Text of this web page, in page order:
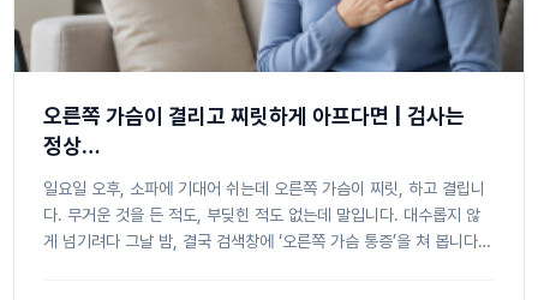
오른쪽 가슴이 결리고 찌릿하게 아프다면 | 검사는
정상…
일요일 오후, 소파에 기대어 쉬는데 오른쪽 가슴이 찌릿, 하고 결립니
다. 무거운 것을 든 적도, 부딪힌 적도 없는데 말입니다. 대수롭지 않
게 넘기려다 그날 밤, 결국 검색창에 ‘오른쪽 가슴 통증’을 쳐 봅니다.